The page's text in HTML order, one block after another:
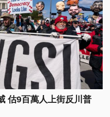
估9百萬人上街反川普